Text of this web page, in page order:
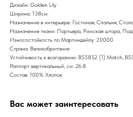
Дизайн: Golden Lily
Ширина: 138см
Назначение в интерьере: Гостиная, Спальня,
Назначение ткани: Портьера, Римская штора,
Износостойкость по Мартиндейлу: 20000
Страна: Великобритания
Устойчивость к возгоранию: BS5852 (1) Match,
Раппорт вертикальный, см: 26.8
Состав: 100% Хлопок
Вас может заинтересовать